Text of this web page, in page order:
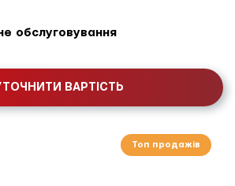
Топ продажів
обслуговування
ВАРТІСТЬ